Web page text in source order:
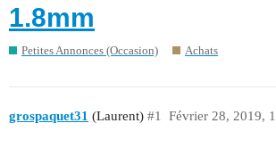
1.8mm
Petites Annonces (Occasion) Achats
grospaquet31 (Laurent) Février 28, 2019,
#1